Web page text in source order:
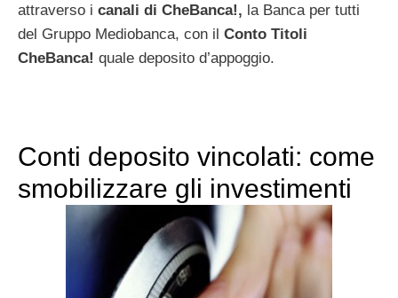
attraverso i canali di CheBanca!, la Banca per tutti
del Gruppo Mediobanca, con il Conto Titoli
CheBanca! quale deposito d’appoggio.
Conti deposito vincolati: come
smobilizzare gli investimenti